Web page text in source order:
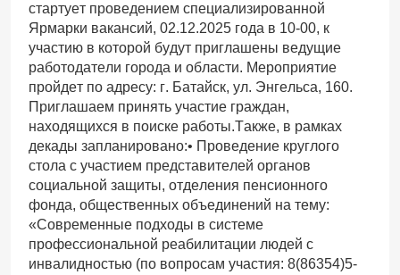
стартует проведением специализированной
Ярмарки вакансий, 02.12.2025 года в 10-00, к
участию в которой будут приглашены ведущие
работодатели города и области. Мероприятие
пройдет по адресу: г. Батайск, ул. Энгельса, 160.
Приглашаем принять участие граждан,
находящихся в поиске работы.Также, в рамках
декады запланировано:• Проведение круглого
стола с участием представителей органов
социальной защиты, отделения пенсионного
фонда, общественных объединений на тему:
«Современные подходы в системе
профессиональной реабилитации людей с
инвалидностью (по вопросам участия: 8(86354)5-